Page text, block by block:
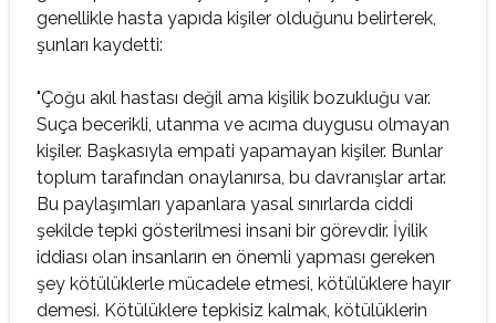
genellikle hasta yapıda kişiler olduğunu belirterek,
şunları kaydetti:
"Çoğu akıl hastası değil ama kişilik bozukluğu var.
Suça becerikli, utanma ve acıma duygusu olmayan
kişiler. Başkasıyla empati yapamayan kişiler. Bunlar
toplum tarafından onaylanırsa, bu davranışlar artar.
Bu paylaşımları yapanlara yasal sınırlarda ciddi
şekilde tepki gösterilmesi insani bir görevdir. İyilik
iddiası olan insanların en önemli yapması gereken
şey kötülüklerle mücadele etmesi, kötülüklere hayır
demesi. Kötülüklere tepkisiz kalmak, kötülüklerin